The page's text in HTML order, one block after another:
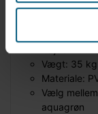
Fritstående
Vægt: 35 kg
Materiale:
Vælg
aquagrøn